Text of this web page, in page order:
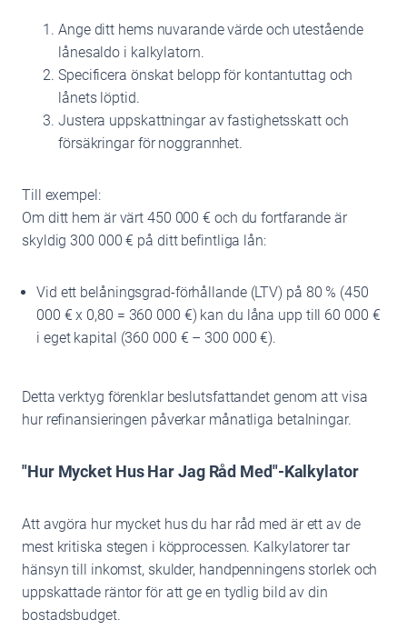
Ange ditt hems nuvarande värde och utestående
lånesaldo i kalkylatorn.
Specificera önskat belopp för kontantuttag och
lånets löptid.
Justera uppskattningar av fastighetsskatt och
försäkringar för noggrannhet.
Till exempel:
Om ditt hem är värt 450 000 € och du fortfarande är
skyldig 300 000 € på ditt befintliga lån:
Vid ett belåningsgrad-förhållande (LTV) på 80 % (450
000 € x 0,80 = 360 000 €) kan du låna upp till 60 000 €
i eget kapital (360 000 € – 300 000 €).
Detta verktyg förenklar beslutsfattandet genom att visa
hur refinansieringen påverkar månatliga betalningar.
"Hur Mycket Hus Har Jag Råd Med"-Kalkylator
Att avgöra hur mycket hus du har råd med är ett av de
mest kritiska stegen i köpprocessen. Kalkylatorer tar
hänsyn till inkomst, skulder, handpenningens storlek och
uppskattade räntor för att ge en tydlig bild av din
bostadsbudget.